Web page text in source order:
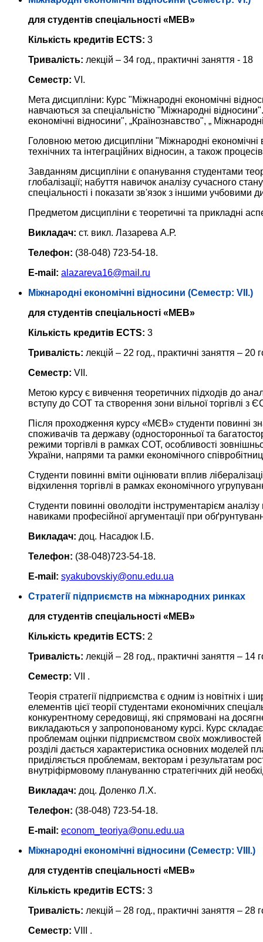
для студентів спеціальності «МЕВ»
Кількість кредитів ECTS: 3
Тривалість: лекцій – 34 год., практичні заняття - 18
Семестр: VI.
Мета дисципліни: Курс "Міжнародні економічні
навчаються за спеціальністю "Міжнародні
економічні відносини", „Країнознавство", „ Міжнародні
Головною метою дисципліни "Міжнародні економічні
технічних та інтеграційних відносин, а також процесів
Завданням дисципліни є опанування студентами
глобалізації; набуття навичок аналізу сучасного
спеціальності і показати зв'язок з іншими учбовими
Предметом дисципліни є теоретичні та прикладні
Викладач: ст. викл. Лазарева А.Р.
Телефон: (38-048) 723-54-18.
E-mail: alazareva16@mail.ru
Міжнародні економічні відносини (Семестр: VII.)
для студентів спеціальності «МЕВ»
Кількість кредитів ECTS: 3
Тривалість: лекцій – 22 год., практичні заняття – 20
Семестр: VII.
Метою курсу є вивчення теоретичних підходів до
вступу до СОТ та створення зони вільної торгівлі з
Після проходження курсу «МЄВ» студенти повинні
споживачів та державу (односторонньої та
режими торгівлі в рамках СОТ, особливості
України, напрями та рамки економічного
Студенти повинні вміти оцінювати вплив
відхилення торгівлі в рамках економічного
Студенти повинні оволодіти інструментарієм
навиками професійної аргументації при
Викладач: доц. Насадюк І.Б.
Телефон: (38-048)723-54-18.
E-mail: syakubovskiy@onu.edu.ua
Стратегії підприємств на міжнародних ринках
для студентів спеціальності «МЕВ»
Кількість кредитів ECTS: 2
Тривалість: лекцій – 28 год., практичні заняття – 14
Семестр: VII .
Теорія стратегії підприємства є одним із новітніх
елементів цієї теорії студентами економічних
конкурентному середовищі, які спрямовані на
викладаються у запропонованому курсі. Курс
проблемам оцінки підприємством своїх
розділі дається характеристика основних моделей
приділяється проблемам, векторам і результатам
внутріфірмовому плануванню стратегічних дій
Викладач: доц. Доленко Л.Х.
Телефон: (38-048) 723-54-18.
E-mail: econom_teoriya@onu.edu.ua
Міжнародні економічні відносини (Семестр: VIII.)
для студентів спеціальності «МЕВ»
Кількість кредитів ECTS: 3
Тривалість: лекцій – 28 год., практичні заняття – 28
Семестр: VIII .